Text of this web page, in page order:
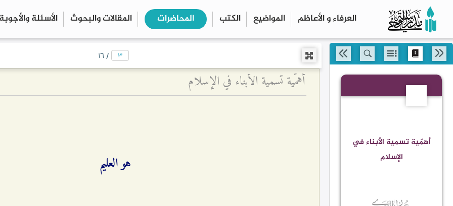
العرفاء و الأعاظم المواضیع الكتب المحاضرات المقالات والبحوث الأسئلة search
close
أهمّية تسمية الأبناء في
الإسلام
/ ۱٦
أهمّية تسمية الأبناء في الإسلام
هو العليم